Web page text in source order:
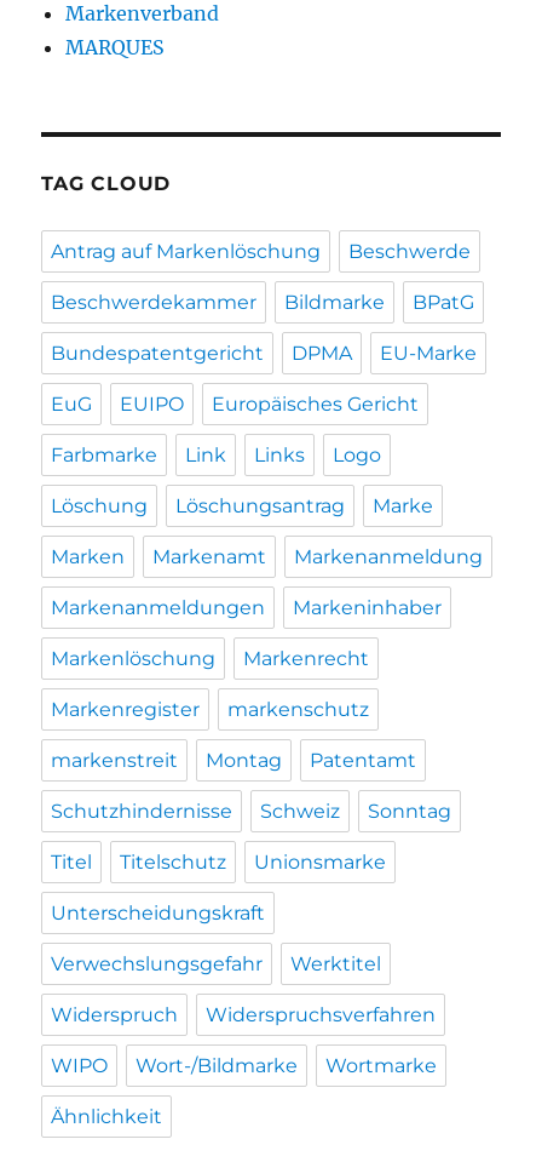
Markenverband
MARQUES
TAG CLOUD
Antrag auf Markenlöschung Beschwerde
Beschwerdekammer Bildmarke BPatG
Bundespatentgericht DPMA EU-Marke
EuG EUIPO Europäisches Gericht
Farbmarke Link Links Logo
Löschung Löschungsantrag Marke
Marken Markenamt Markenanmeldung
Markenanmeldungen Markeninhaber
Markenlöschung Markenrecht
Markenregister markenschutz
markenstreit Montag Patentamt
Schutzhindernisse Schweiz Sonntag
Titel Titelschutz Unionsmarke
Unterscheidungskraft
Verwechslungsgefahr Werktitel
Widerspruch Widerspruchsverfahren
WIPO Wort-/Bildmarke Wortmarke
Ähnlichkeit